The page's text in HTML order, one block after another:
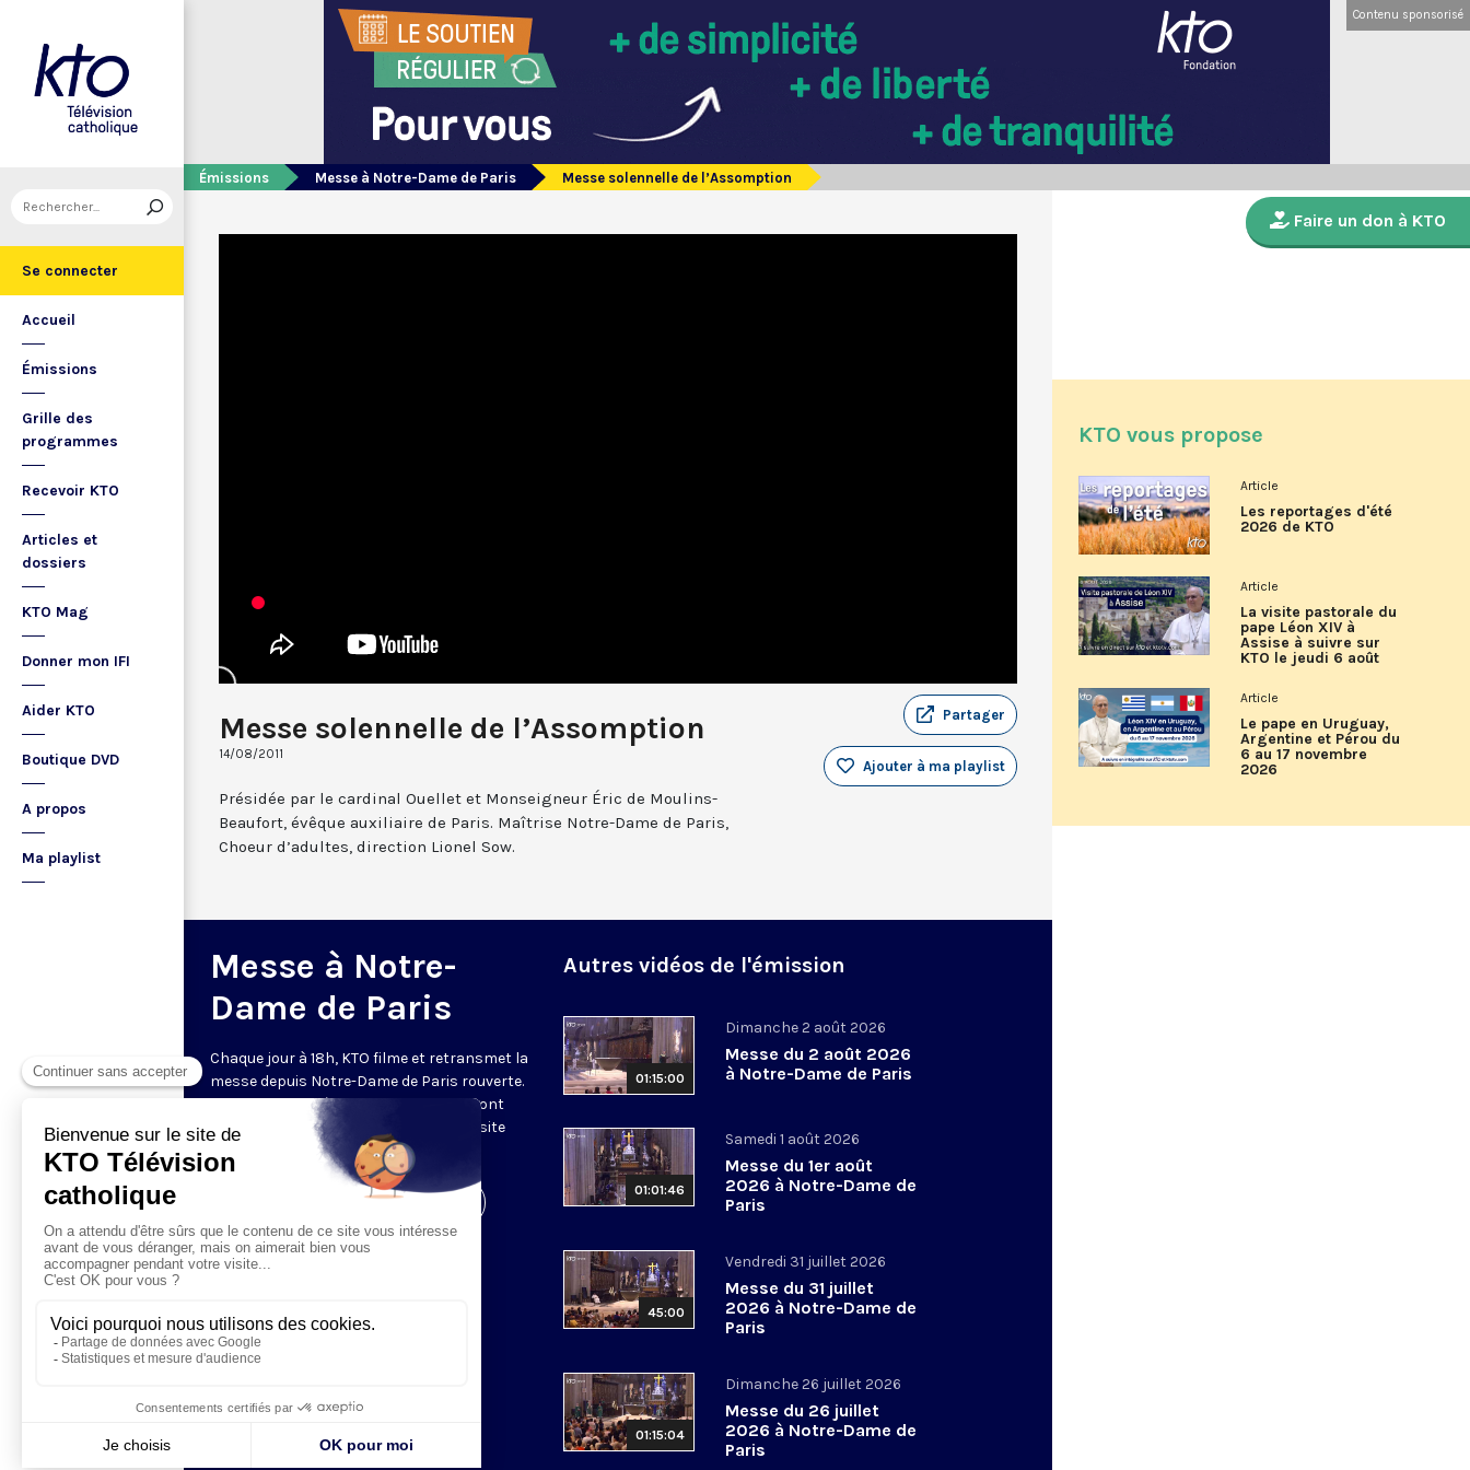
Se connecter
Accueil
Émissions
Grille des
programmes
Recevoir KTO
Articles et
dossiers
KTO Mag
Donner mon IFI
Aider KTO
Boutique DVD
A propos
Ma playlist
Contenu sponsorisé
Émissions Messe à Notre-Dame de Paris Messe solennelle de l’Assomption
Messe solennelle de l’Assomption
14/08/2011
Partager
Ajouter à ma playlist
Présidée par le cardinal Ouellet et Monseigneur Éric de Moulins-
Beaufort, évêque auxiliaire de Paris. Maîtrise Notre-Dame de Paris,
Choeur d’adultes, direction Lionel Sow.
Messe à Notre-
Dame de Paris
Chaque jour à 18h, KTO filme et retransmet la
messe depuis Notre-Dame de Paris rouverte.
Les textes des Vêpres et de la messe sont
presque toujours ceux qu’indiquent le site
Visiter la page de l'émission
Autres vidéos de l'émission
01:15:00
Dimanche 2 août 2026
Messe du 2 août 2026
à Notre-Dame de Paris
01:01:46
Samedi 1 août 2026
Messe du 1er août
2026 à Notre-Dame de
Paris
45:00
Vendredi 31 juillet 2026
Messe du 31 juillet
2026 à Notre-Dame de
Paris
01:15:04
Dimanche 26 juillet 2026
Messe du 26 juillet
2026 à Notre-Dame de
Paris
Faire un don à KTO
KTO vous propose
Article
Les reportages d'été
2026 de KTO
Article
La visite pastorale du
pape Léon XIV à
Assise à suivre sur
KTO le jeudi 6 août
Article
Le pape en Uruguay,
Argentine et Pérou du
6 au 17 novembre
2026